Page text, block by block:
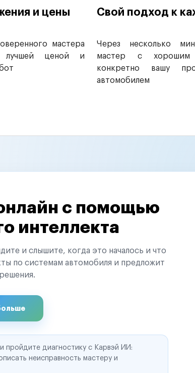
и цены
мастера
лучшей ценой и
Свой подход к
Через несколько
мастер с хорошим
конкретно вашу
автомобилем
с помощью
интеллекта
и слышите, когда это началось и что
по системам автомобиля и предложит
пройдите диагностику с Карвэй ИИ:
неисправность мастеру и